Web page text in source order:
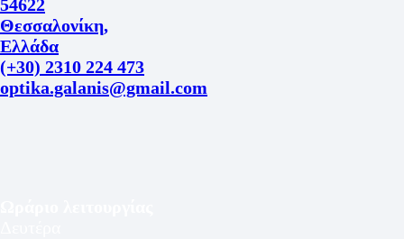
54622
Θεσσαλονίκη,
Ελλάδα
(+30) 2310 224 473
optika.galanis@gmail.com